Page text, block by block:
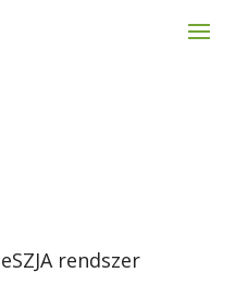
rendszer